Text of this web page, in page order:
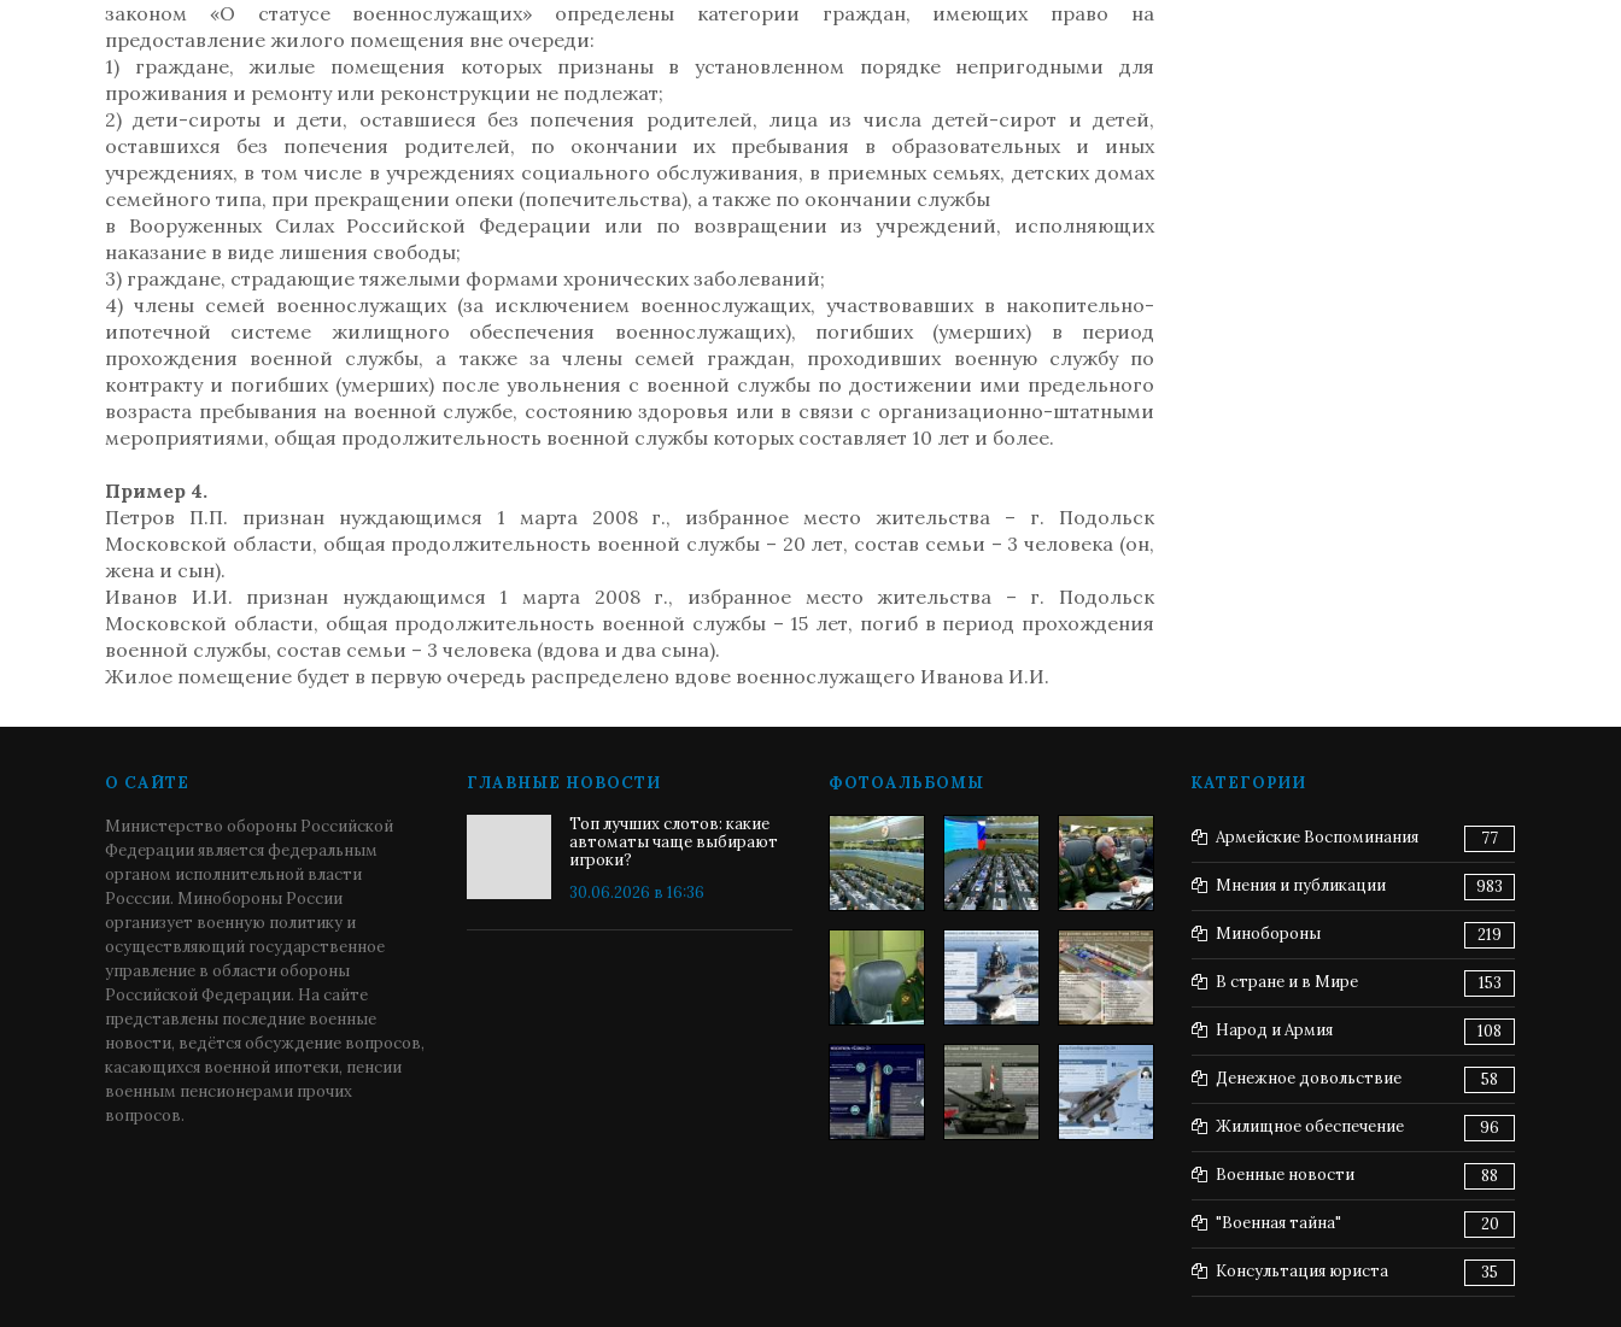
законом «О статусе военнослужащих» определены категории граждан, имеющих право на
предоставление жилого помещения вне очереди:
1) граждане, жилые помещения которых признаны в установленном порядке непригодными для
проживания и ремонту или реконструкции не подлежат;
2) дети-сироты и дети, оставшиеся без попечения родителей, лица из числа детей-сирот и детей,
оставшихся без попечения родителей, по окончании их пребывания в образовательных и иных
учреждениях, в том числе в учреждениях социального обслуживания, в приемных семьях, детских домах
семейного типа, при прекращении опеки (попечительства), а также по окончании службы
в Вооруженных Силах Российской Федерации или по возвращении из учреждений, исполняющих
наказание в виде лишения свободы;
3) граждане, страдающие тяжелыми формами хронических заболеваний;
4) члены семей военнослужащих (за исключением военнослужащих, участвовавших в накопительно-
ипотечной системе жилищного обеспечения военнослужащих), погибших (умерших) в период
прохождения военной службы, а также за члены семей граждан, проходивших военную службу по
контракту и погибших (умерших) после увольнения с военной службы по достижении ими предельного
возраста пребывания на военной службе, состоянию здоровья или в связи с организационно-штатными
мероприятиями, общая продолжительность военной службы которых составляет 10 лет и более.
Пример 4.
Петров П.П. признан нуждающимся 1 марта 2008 г., избранное место жительства – г. Подольск
Московской области, общая продолжительность военной службы – 20 лет, состав семьи – 3 человека (он,
жена и сын).
Иванов И.И. признан нуждающимся 1 марта 2008 г., избранное место жительства – г. Подольск
Московской области, общая продолжительность военной службы – 15 лет, погиб в период прохождения
военной службы, состав семьи – 3 человека (вдова и два сына).
Жилое помещение будет в первую очередь распределено вдове военнослужащего Иванова И.И.
О САЙТЕ
Министерство обороны Российской
Федерации является федеральным
органом исполнительной власти
Росссии. Минобороны России
организует военную политику и
осуществляющий государственное
управление в области обороны
Российской Федерации. На сайте
представлены последние военные
новости, ведётся обсуждение вопросов,
касающихся военной ипотеки, пенсии
военным пенсионерами прочих
вопросов.
ГЛАВНЫЕ НОВОСТИ
Топ лучших слотов: какие
автоматы чаще выбирают
игроки?
30.06.2026 в 16:36
ФОТОАЛЬБОМЫ КАТЕГОРИИ
Армейские Воспоминания 77
Мнения и публикации 983
Минобороны 219
В стране и в Мире 153
Народ и Армия 108
Денежное довольствие 58
Жилищное обеспечение 96
Военные новости 88
"Военная тайна" 20
Консультация юриста 35